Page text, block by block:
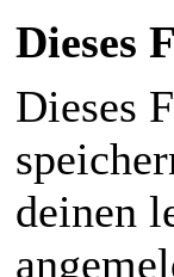
Dieses
Dieses
deinen